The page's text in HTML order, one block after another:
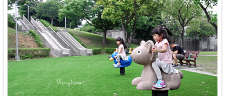
最新留言
商家合作
推薦景點